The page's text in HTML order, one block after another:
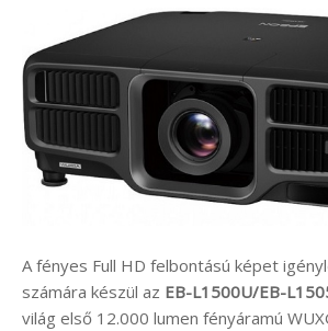
A fényes Full HD felbontású képet
számára készül az EB-L1500U/EB-
világ első 12.000 lumen fényáramú